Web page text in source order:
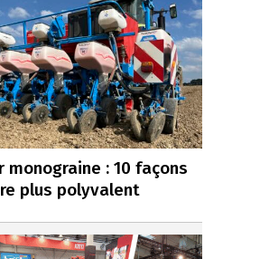
monograine : 10 façons
plus polyvalent